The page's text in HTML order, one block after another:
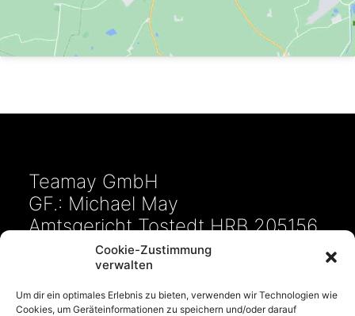
Cookie-Zustimmung
verwalten
Um dir ein optimales Erlebnis zu bieten, verwenden wir Technologien wie
Cookies, um Geräteinformationen zu speichern und/oder darauf
Teamay GmbH
GF.: Michael May
Amtsgericht Tostedt HRB 205156
Ferdinand-Porsche-Straße 2
21684 Stade
Tel: 04141/69 05 65